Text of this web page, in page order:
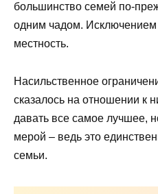
большинство семей по-
одним чадом. Исключением
местность.
Насильственное
сказалось на отношении к
давать все самое лучшее,
мерой – ведь это
семьи.